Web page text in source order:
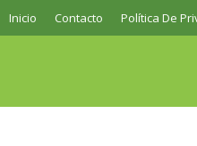
Inicio Contacto Política De